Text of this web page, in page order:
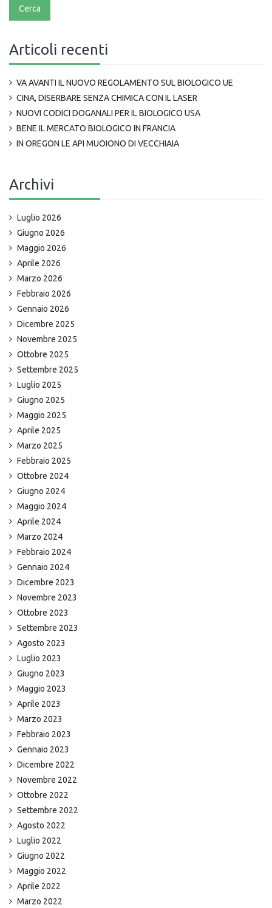
Articoli recenti
VA AVANTI IL NUOVO REGOLAMENTO SUL BIOLOGICO UE
CINA, DISERBARE SENZA CHIMICA CON IL LASER
NUOVI CODICI DOGANALI PER IL BIOLOGICO USA
BENE IL MERCATO BIOLOGICO IN FRANCIA
IN OREGON LE API MUOIONO DI VECCHIAIA
Archivi
Luglio 2026
Giugno 2026
Maggio 2026
Aprile 2026
Marzo 2026
Febbraio 2026
Gennaio 2026
Dicembre 2025
Novembre 2025
Ottobre 2025
Settembre 2025
Luglio 2025
Giugno 2025
Maggio 2025
Aprile 2025
Marzo 2025
Febbraio 2025
Ottobre 2024
Giugno 2024
Maggio 2024
Aprile 2024
Marzo 2024
Febbraio 2024
Gennaio 2024
Dicembre 2023
Novembre 2023
Ottobre 2023
Settembre 2023
Agosto 2023
Luglio 2023
Giugno 2023
Maggio 2023
Aprile 2023
Marzo 2023
Febbraio 2023
Gennaio 2023
Dicembre 2022
Novembre 2022
Ottobre 2022
Settembre 2022
Agosto 2022
Luglio 2022
Giugno 2022
Maggio 2022
Aprile 2022
Marzo 2022